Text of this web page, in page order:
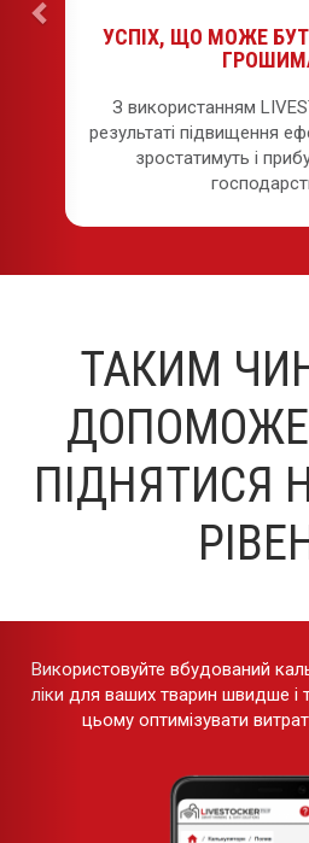
УСПІХ, ЩО МОЖЕ
З використанням
результаті підвищення
зростатимуть і
ТАКИМ
ПІДНЯТИСЯ
Використовуйте вбудований
ліки для ваших тварин швидше і
цьому оптимізувати